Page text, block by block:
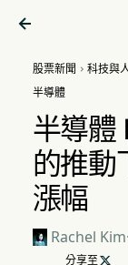

股票新聞  科技與
半導體
半導體
的推動
漲幅
Rachel Kim·
分享至 